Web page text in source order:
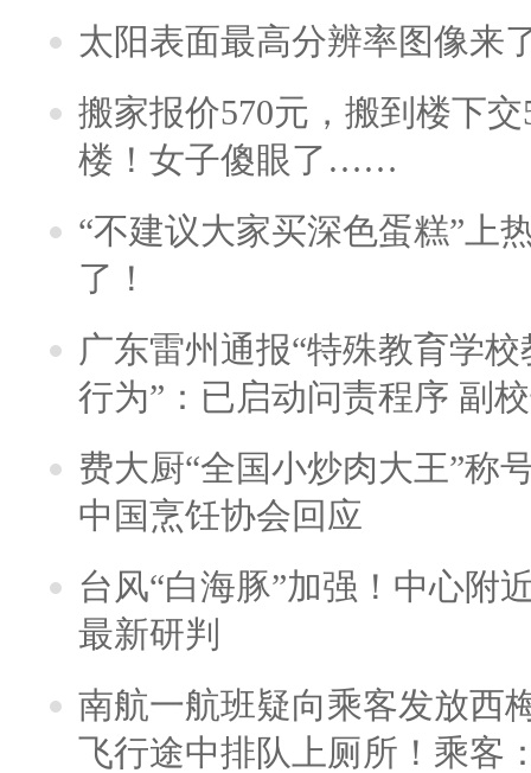
太阳表面最高分辨率图像来
搬家报价570元，搬到楼下
楼！女子傻眼了……
“不建议大家买深色蛋糕”上
了！
广东雷州通报“特殊教育学
行为”：已启动问责程序 副
费大厨“全国小炒肉大王”称
中国烹饪协会回应
台风“白海豚”加强！中心附
最新研判
南航一航班疑向乘客发放西
飞行途中排队上厕所！乘客